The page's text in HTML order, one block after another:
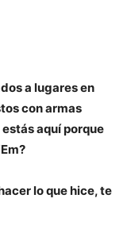
a lugares en
con armas
aquí porque
lo que hice, te